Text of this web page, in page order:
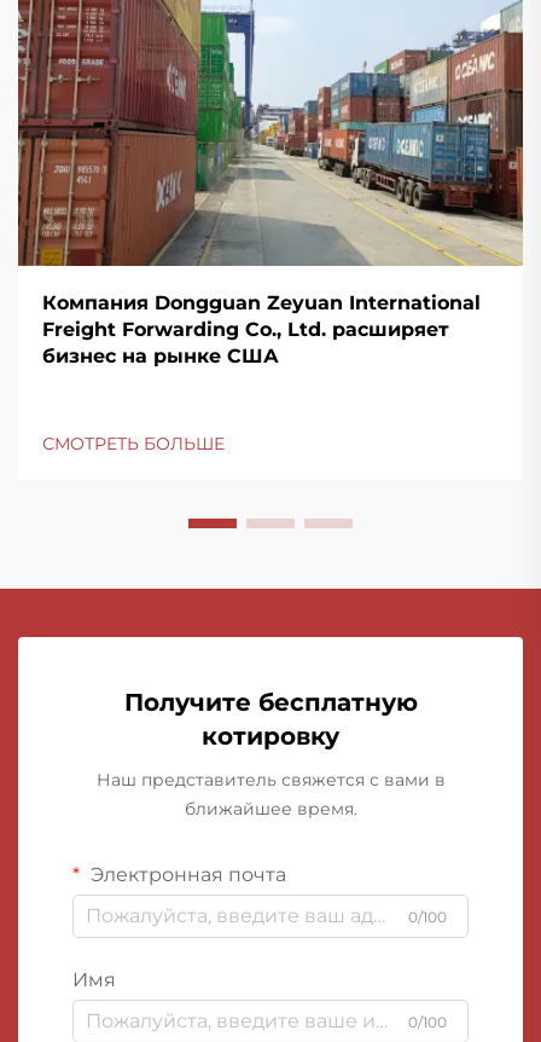
Компания Dongguan Zeyuan International
Freight Forwarding Co., Ltd. расширяет
бизнес на рынке США
СМОТРЕТЬ БОЛЬШЕ
Получите бесплатную
котировку
Наш представитель свяжется с вами в
ближайшее время.
Электронная почта
0/100
Имя
0/100